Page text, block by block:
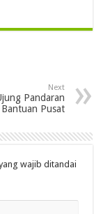
Next
Pandaran
Pusat
wajib ditandai